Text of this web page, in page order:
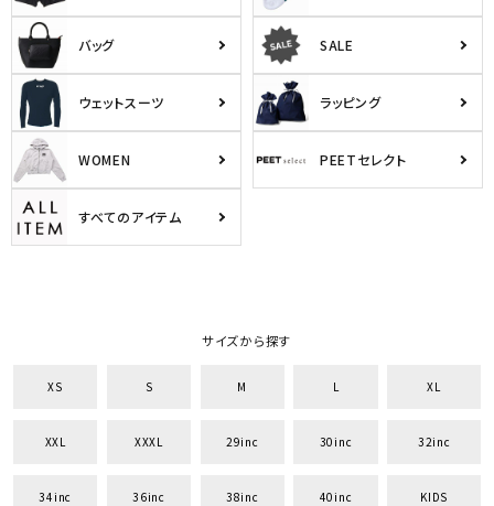
バッグ SALE
ウェットスーツ ラッピング
WOMEN PEETセレクト
すべてのアイテム
サイズから探す
XS S M L XL
XXL XXXL 29inc 30inc 32inc
34inc 36inc 38inc 40inc KIDS